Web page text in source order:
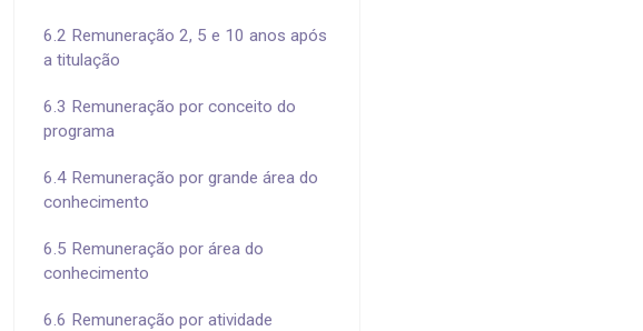
6.2 Remuneração 2, 5 e 10 anos após
a titulação
6.3 Remuneração por conceito do
programa
6.4 Remuneração por grande área do
conhecimento
6.5 Remuneração por área do
conhecimento
6.6 Remuneração por atividade